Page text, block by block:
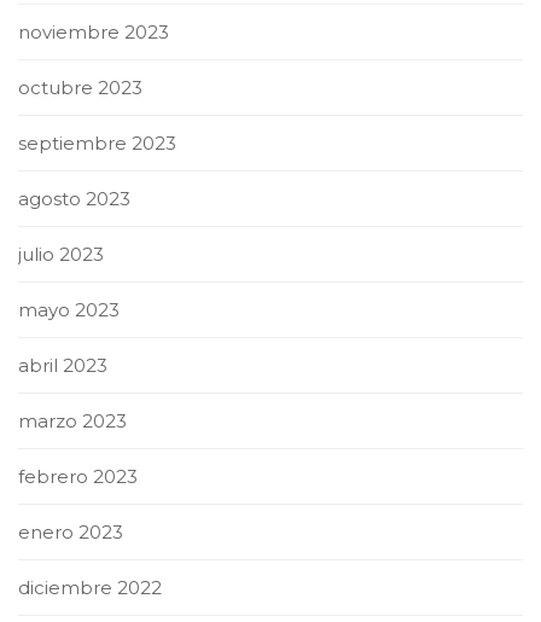
noviembre 2023
octubre 2023
septiembre 2023
agosto 2023
julio 2023
mayo 2023
abril 2023
marzo 2023
febrero 2023
enero 2023
diciembre 2022